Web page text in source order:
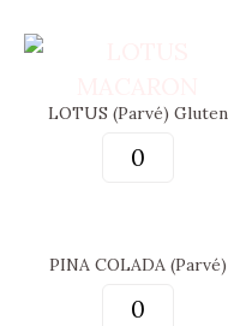
LOTUS (Parvé) Gluten
PINA COLADA (Parvé)